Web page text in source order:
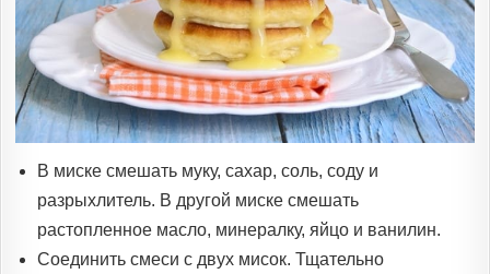
В миске смешать муку, сахар, соль, соду и
разрыхлитель. В другой миске смешать
растопленное масло, минералку, яйцо и ванилин.
Соединить смеси с двух мисок. Тщательно